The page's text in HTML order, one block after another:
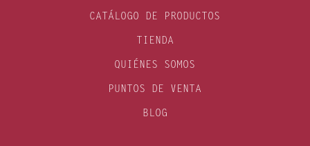
CATÁLOGO DE PRODUCTOS
TIENDA
QUIÉNES SOMOS
PUNTOS DE VENTA
BLOG